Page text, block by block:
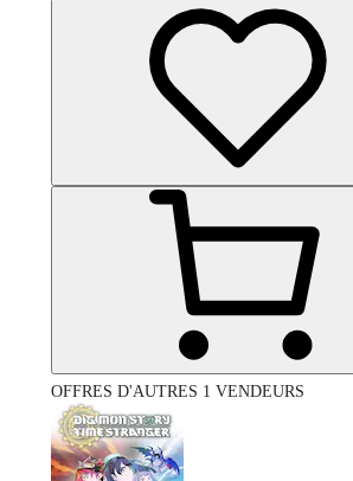
OFFRES D'AUTRES 1 VENDEURS